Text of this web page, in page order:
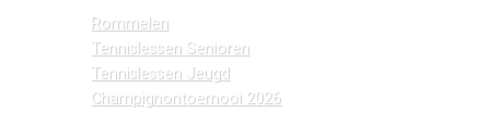
Rommelen
Tennislessen Senioren
Tennislessen Jeugd
Champignontoernooi 2026